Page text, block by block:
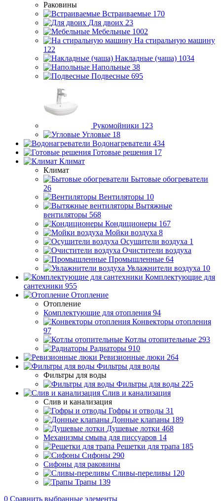
Раковины
Встраиваемые 170
Для двоих 23
Мебельные 1002
На стиральную машину
122
Накладные (чаша) 1034
Напольные 38
Подвесные 695
Рукомойники 123
Угловые 18
Водонагреватели 434
Готовые решения 17
Климат
Климат
Бытовые обогреватели
26
Вентиляторы 10
Вытяжные
вентиляторы 568
Кондиционеры 167
Мойки воздуха 8
Осушители воздуха 1
Очистители воздуха
Промышленные 64
Увлажнители воздуха 10
Комплектующие для
сантехники 955
Отопление
Отопление
Комплектующие для отопления 94
Конвекторы отопления
97
Котлы отопительные 293
Радиаторы 910
Ревизионные люки 264
Фильтры для воды
Фильтры для воды
Фильтры для воды 225
Слив и канализация
Слив и канализация
Гофры и отводы 31
Донные клапаны 189
Душевые лотки 468
Механизмы смыва для писсуаров 14
Решетки для трапа 185
Сифоны 290
Сифоны для раковины
Сливы-переливы 120
Трапы 139
0 Сравнить выбранные элементы